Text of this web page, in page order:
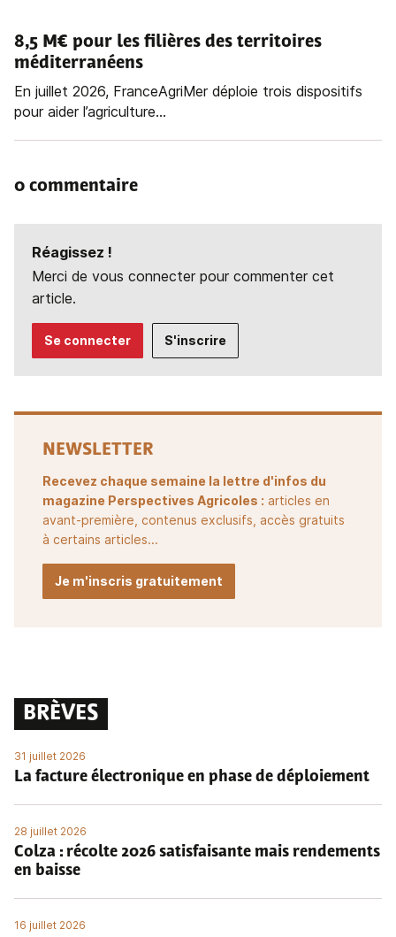
8,5 M€ pour les filières des territoires
méditerranéens
En juillet 2026, FranceAgriMer déploie trois dispositifs
pour aider l’agriculture...
0 commentaire
Réagissez !
Merci de vous connecter pour commenter cet
article.
Se connecter S'inscrire
NEWSLETTER
Recevez chaque semaine la lettre d'infos du
magazine Perspectives Agricoles : articles en
avant-première, contenus exclusifs, accès gratuits
à certains articles...
Je m'inscris gratuitement
BRÈVES
31 juillet 2026
La facture électronique en phase de déploiement
28 juillet 2026
Colza : récolte 2026 satisfaisante mais rendements
en baisse
16 juillet 2026